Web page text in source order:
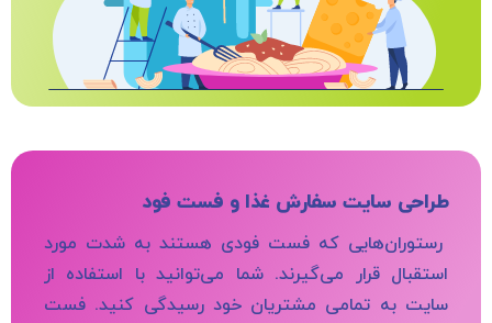
طراحی سایت سفارش غذا و فست فود
رستوران‌هایی که فست فودی هستند به شدت مورد
استقبال قرار می‌گیرند. شما می‌توانید با استفاده از
سایت به تمامی مشتریان خود رسیدگی کنید. فست